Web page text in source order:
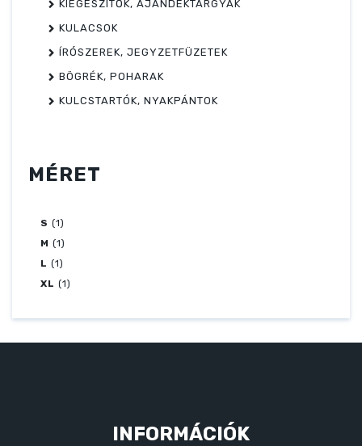
KIEGÉSZÍTŐK, AJÁNDÉKTÁRGYAK
KULACSOK
ÍRÓSZEREK, JEGYZETFÜZETEK
BÖGRÉK, POHARAK
KULCSTARTÓK, NYAKPÁNTOK
MÉRET
S (1)
M (1)
L (1)
XL (1)
INFORMÁCIÓK